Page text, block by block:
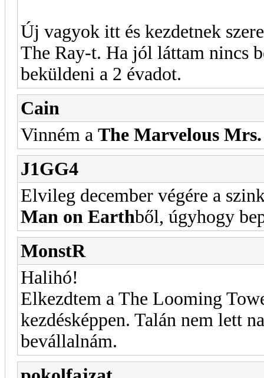
Új vagyok itt és kezdetnek
The Ray-t. Ha jól láttam nincs
beküldeni a 2 évadot.
Cain
Vinném a The Marvelous
J1GG4
Elvileg december végére a
Man on Earthből, úgyhogy
MonstR
Halihó!
Elkezdtem a The Looming
kezdésképpen. Talán nem lett
bevállalnám.